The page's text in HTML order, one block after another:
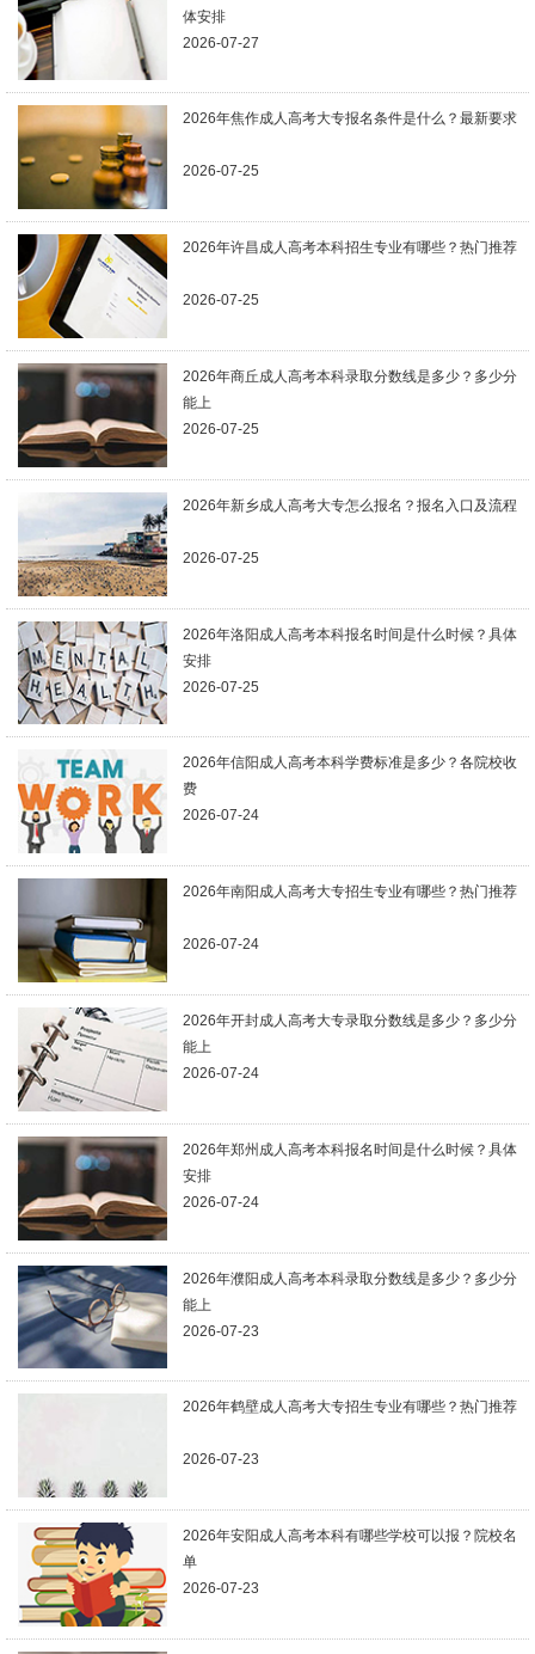
体安排
2026-07-27
2026年焦作成人高考大专报名条件是什么？最新要求
2026-07-25
2026年许昌成人高考本科招生专业有哪些？热门推荐
2026-07-25
2026年商丘成人高考本科录取分数线是多少？多少分
能上
2026-07-25
2026年新乡成人高考大专怎么报名？报名入口及流程
2026-07-25
2026年洛阳成人高考本科报名时间是什么时候？具体
安排
2026-07-25
2026年信阳成人高考本科学费标准是多少？各院校收
费
2026-07-24
2026年南阳成人高考大专招生专业有哪些？热门推荐
2026-07-24
2026年开封成人高考大专录取分数线是多少？多少分
能上
2026-07-24
2026年郑州成人高考本科报名时间是什么时候？具体
安排
2026-07-24
2026年濮阳成人高考本科录取分数线是多少？多少分
能上
2026-07-23
2026年鹤壁成人高考大专招生专业有哪些？热门推荐
2026-07-23
2026年安阳成人高考本科有哪些学校可以报？院校名
单
2026-07-23